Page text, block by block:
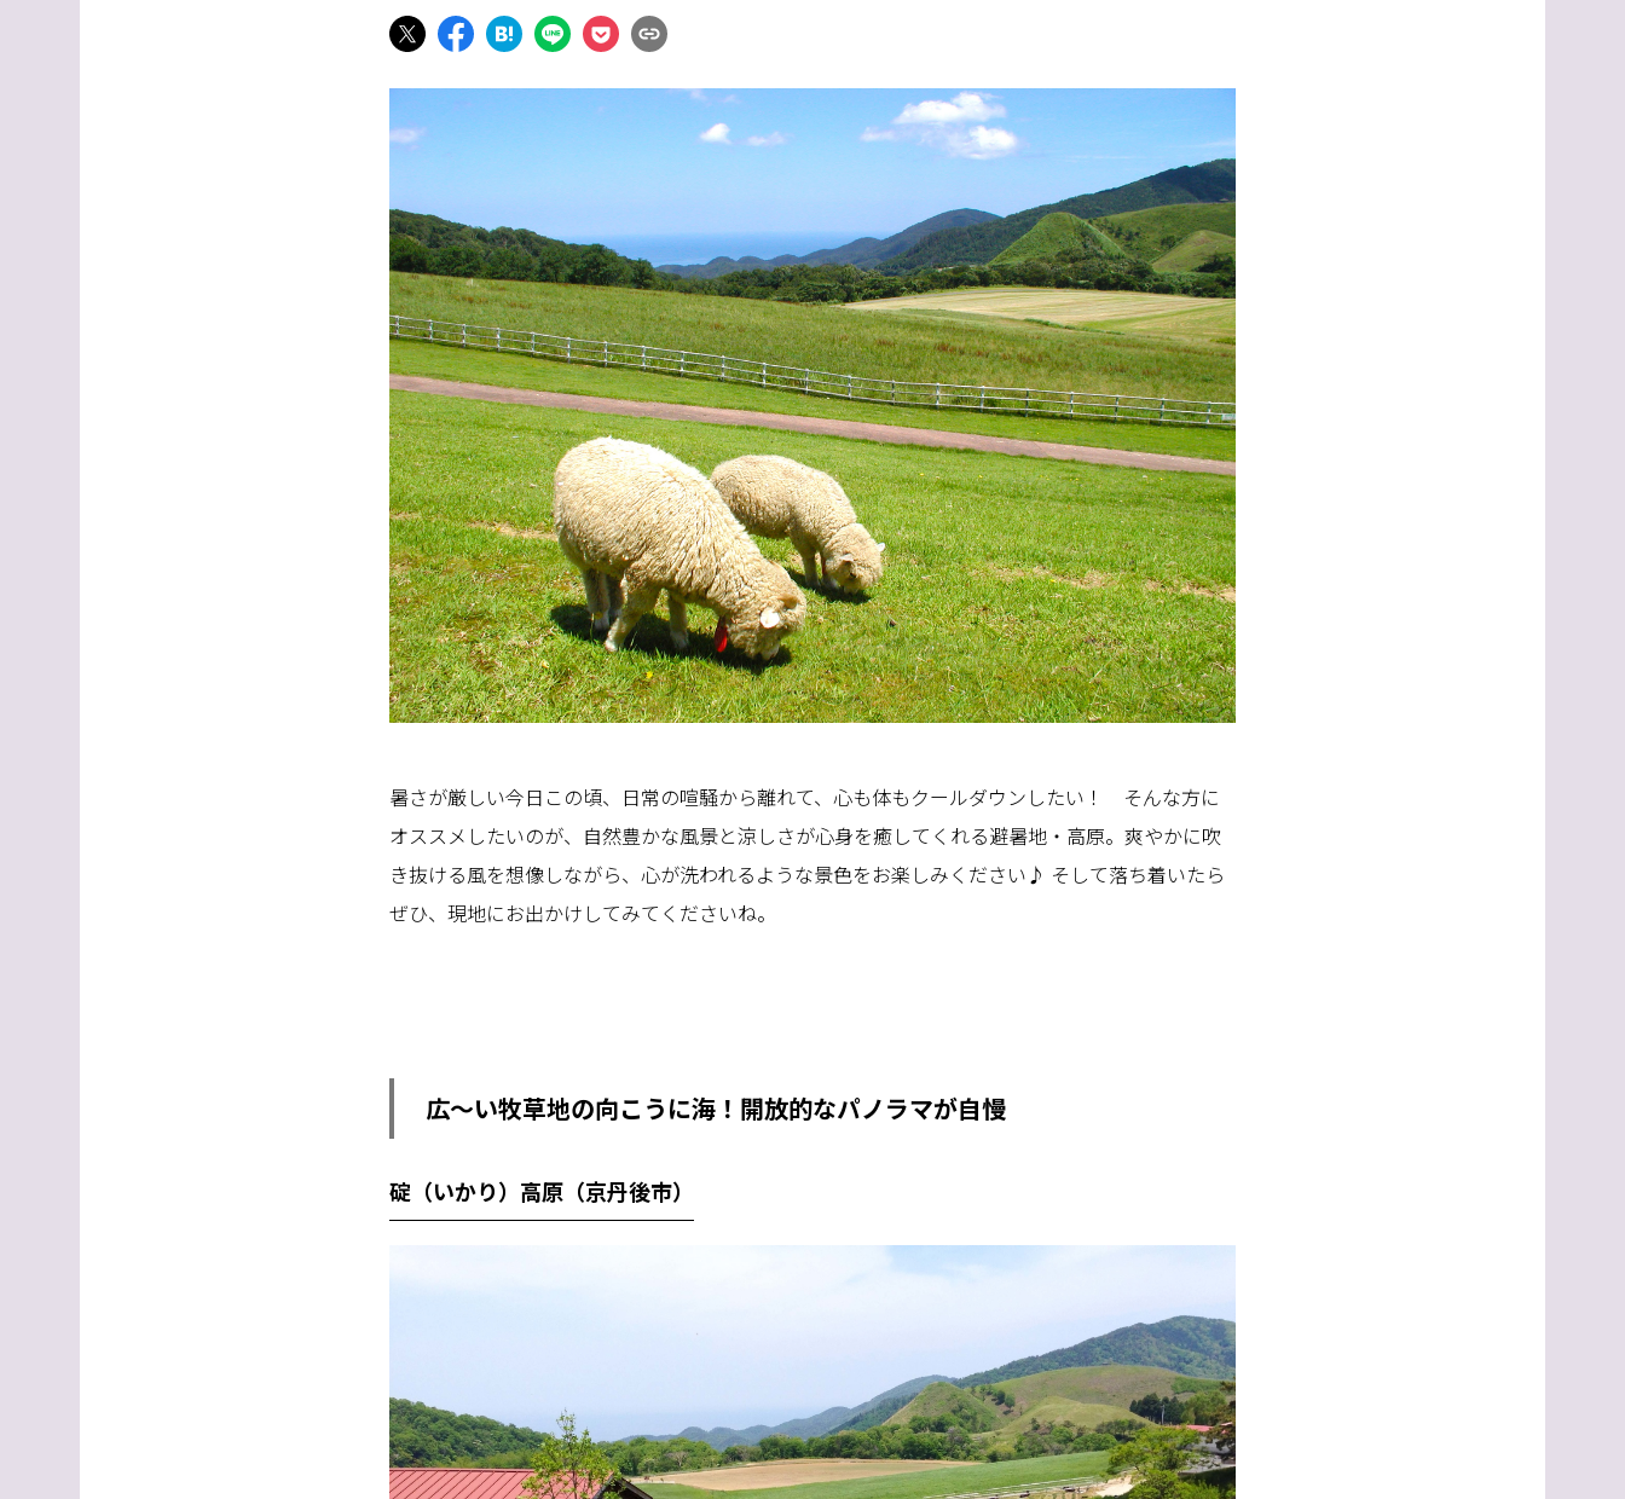
暑さが厳しい今日この頃、日常の喧騒から離れて、心も体もクールダウンしたい！ そんな方に
オススメしたいのが、自然豊かな風景と涼しさが心身を癒してくれる避暑地・高原。爽やかに吹
き抜ける風を想像しながら、心が洗われるような景色をお楽しみください♪ そして落ち着いたら
ぜひ、現地にお出かけしてみてくださいね。
広〜い牧草地の向こうに海！開放的なパノラマが自慢
碇（いかり）高原（京丹後市）